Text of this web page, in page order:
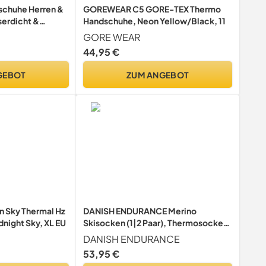
Herren &
&
GOREWEAR C5 GORE-TEX Thermo
Handschuhe, Neon Yellow/Black, 11
GORE WEAR
44,95 €
ZUM ANGEBOT
Sky Thermal Hz
Sky, XL EU
DANISH ENDURANCE Merino
Skisocken (1|2 Paar), Thermosocken,
Kniestrümpfe, Unisex für Damen,
Herren, Kinder, Grau, 39-42
DANISH ENDURANCE
53,95 €